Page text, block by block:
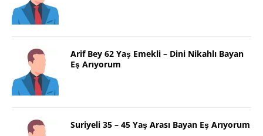
Arif Bey 62 Yaş Emekli – Dini Nikahlı Bayan
Eş Arıyorum
Suriyeli 35 – 45 Yaş Arası Bayan Eş Arıyorum